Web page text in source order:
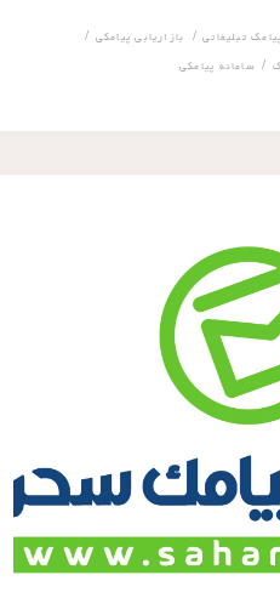
تبلیغاتی/ بازاریابی پیامکی/
سامانه پیامکی